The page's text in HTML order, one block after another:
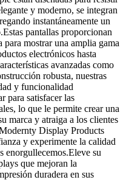
y moderno, se integran
instantáneamente un
pantallas proporcionan
mostrar una amplia gama
electrónicos hasta
avanzadas como
robusta, nuestras
y funcionalidad
para satisfacer las
lo que le permite crear una
marca y atraiga a los clientes
Display Products
y experimente la calidad
enorgullecemos.Eleve su
que mejoran la
duradera en sus